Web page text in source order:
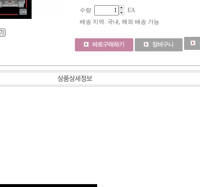
수량
EA
배송 지역 : 국내, 해외 배송 가능